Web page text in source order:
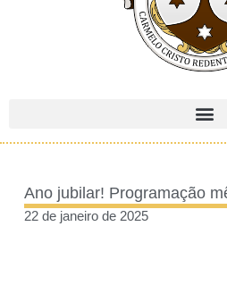
Ano jubilar! Programação
22 de janeiro de 2025